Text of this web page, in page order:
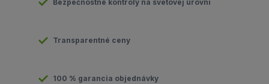
Bezpečnostné kontroly na svetovej úrovni
Transparentné ceny
100 % garancia objednávky